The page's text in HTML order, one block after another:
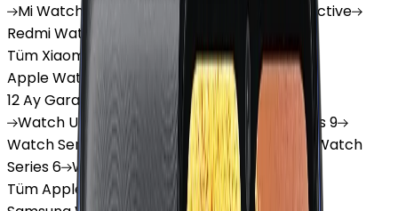
MiWatch
Watch 3 Active
RedmiWatch 5 Lite Redmi
Watch 5 Active
Tüm Xiaomi Akıllı Saat'lar
Apple Watch
12 Ay Garanti
6 Taksit
Watch Ultra Watch Series 10 Watch
Series 9
WatchSeries 8 Watch Series 7 Watch
Watch
Series 6 Watch Series 5
Tüm Apple Watch'lar